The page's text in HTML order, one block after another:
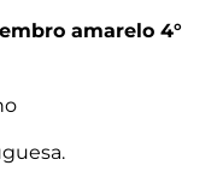
amarelo 4°